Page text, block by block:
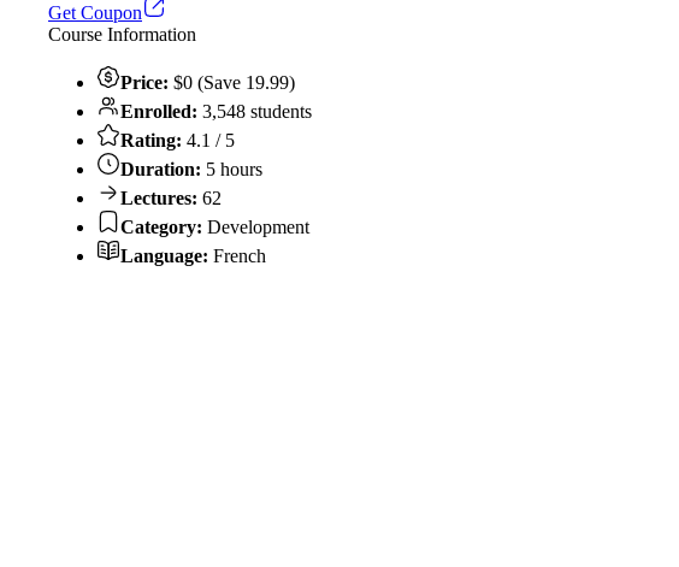
Get Coupon
Course Information
Price: $0 (Save 19.99)
Enrolled: 3,548 students
Rating: 4.1 / 5
Duration: 5 hours
Lectures: 62
Category: Development
Language: French